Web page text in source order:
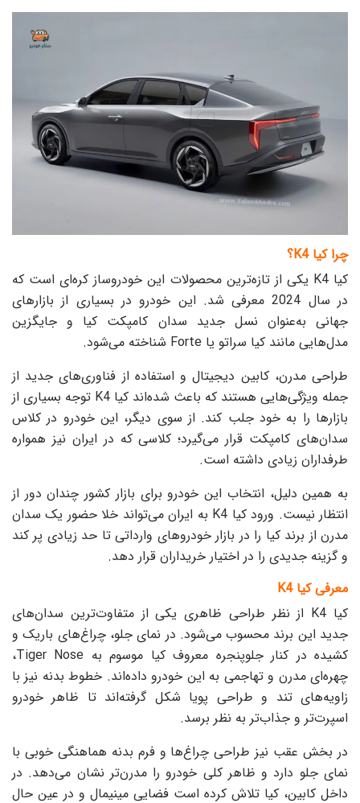
چرا کیا K4؟
کیا K4 یکی از تازه‌ترین محصولات این خودروساز کره‌ای است که
در سال 2024 معرفی شد. این خودرو در بسیاری از بازارهای
جهانی به‌عنوان نسل جدید سدان کامپکت کیا و جایگزین
مدل‌هایی مانند کیا سراتو یا Forte شناخته می‌شود.
طراحی مدرن، کابین دیجیتال و استفاده از فناوری‌های جدید از
جمله ویژگی‌هایی هستند که باعث شده‌اند کیا K4 توجه بسیاری از
بازارها را به خود جلب کند. از سوی دیگر، این خودرو در کلاس
سدان‌های کامپکت قرار می‌گیرد؛ کلاسی که در ایران نیز همواره
طرفداران زیادی داشته است.
به همین دلیل، انتخاب این خودرو برای بازار کشور چندان دور از
انتظار نیست. ورود کیا K4 به ایران می‌تواند خلا حضور یک سدان
مدرن از برند کیا را در بازار خودروهای وارداتی تا حد زیادی پر کند
و گزینه جدیدی را در اختیار خریداران قرار دهد.
معرفی کیا K4
کیا K4 از نظر طراحی ظاهری یکی از متفاوت‌ترین سدان‌های
جدید این برند محسوب می‌شود. در نمای جلو، چراغ‌های باریک و
کشیده در کنار جلوپنجره معروف کیا موسوم به Tiger Nose،
چهره‌ای مدرن و تهاجمی به این خودرو داده‌اند. خطوط بدنه نیز با
زاویه‌های تند و طراحی پویا شکل گرفته‌اند تا ظاهر خودرو
اسپرت‌تر و جذاب‌تر به نظر برسد.
در بخش عقب نیز طراحی چراغ‌ها و فرم بدنه هماهنگی خوبی با
نمای جلو دارد و ظاهر کلی خودرو را مدرن‌تر نشان می‌دهد. در
داخل کابین، کیا تلاش کرده است فضایی مینیمال و در عین حال